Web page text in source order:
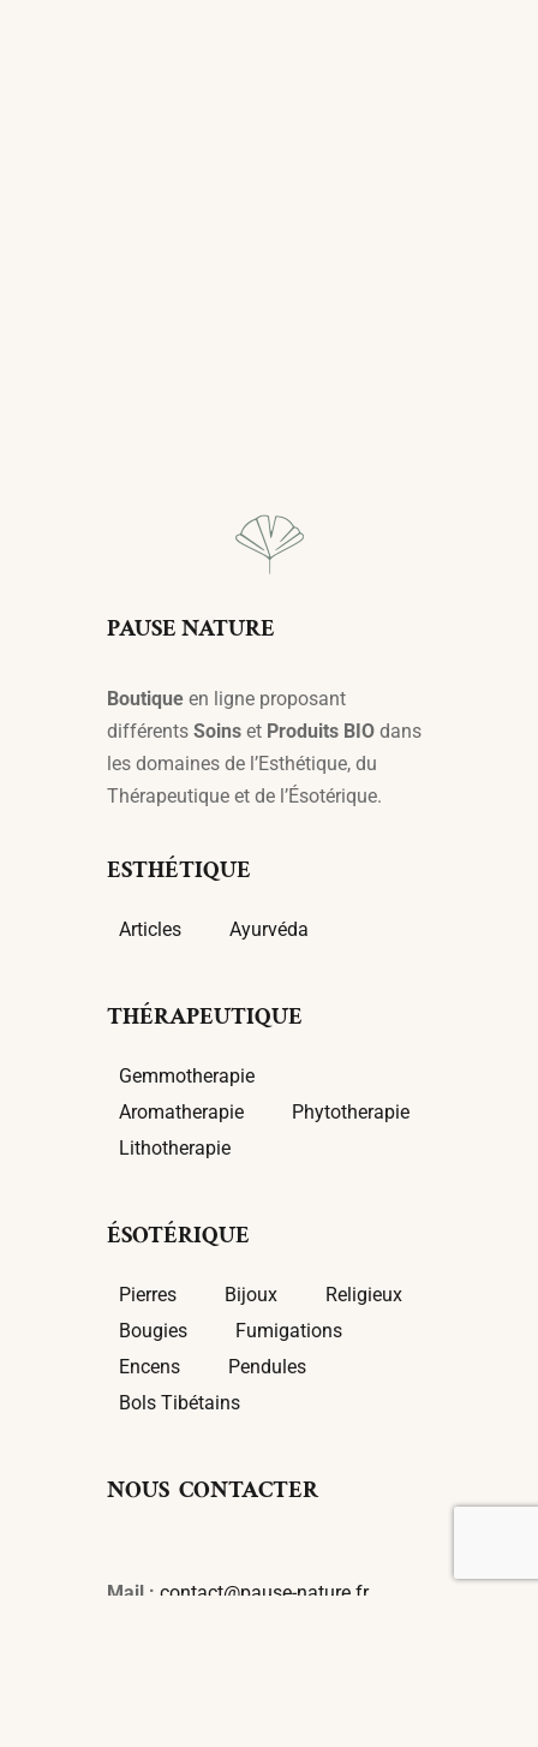
PAUSE NATURE
Boutique en ligne proposant
différents Soins et Produits BIO dans
les domaines de l’Esthétique, du
Thérapeutique et de l’Ésotérique.
ESTHÉTIQUE
Articles Ayurvéda
THÉRAPEUTIQUE
Gemmotherapie
Aromatherapie
Phytotherapie
Lithotherapie
ÉSOTÉRIQUE
Pierres Bijoux
Religieux
Bougies
Fumigations
Encens
Pendules
Bols Tibétains
NOUS CONTACTER
Mail : contact@pause-nature.fr